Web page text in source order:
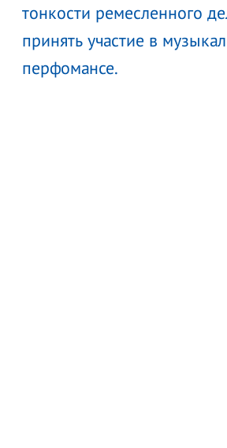
тонкости ремесленного
принять участие в
перфомансе.